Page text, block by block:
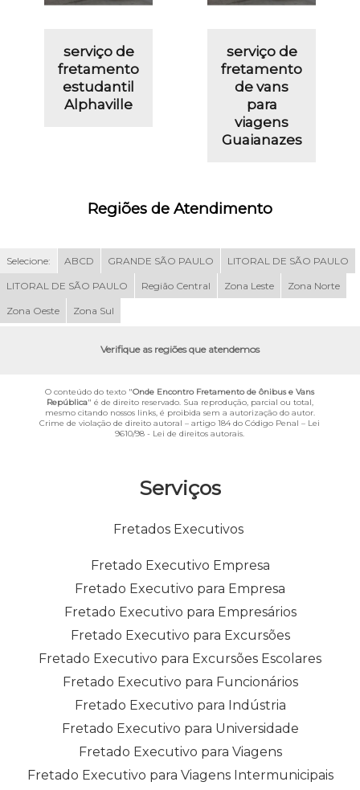
Serviços
Fretados Executivos
Fretado Executivo Empresa
Fretado Executivo para Empresa
Fretado Executivo para Empresários
Fretado Executivo para Excursões
Fretado Executivo para Excursões Escolares
Fretado Executivo para Funcionários
Fretado Executivo para Indústria
Fretado Executivo para Universidade
Fretado Executivo para Viagens
Fretado Executivo para Viagens Intermunicipais
serviço de
fretamento
estudantil
Alphaville
serviço de
fretamento
de vans
para
viagens
Guaianazes
Regiões de Atendimento
Selecione: ABCD GRANDE SÃO PAULO LITORAL DE SÃO PAULO
LITORAL DE SÃO PAULO Região Central Zona Leste Zona Norte
Zona Oeste Zona Sul
Verifique as regiões que atendemos
O conteúdo do texto "Onde Encontro Fretamento de ônibus e Vans
República" é de direito reservado. Sua reprodução, parcial ou total,
mesmo citando nossos links, é proibida sem a autorização do autor.
Crime de violação de direito autoral – artigo 184 do Código Penal – Lei
9610/98 - Lei de direitos autorais.